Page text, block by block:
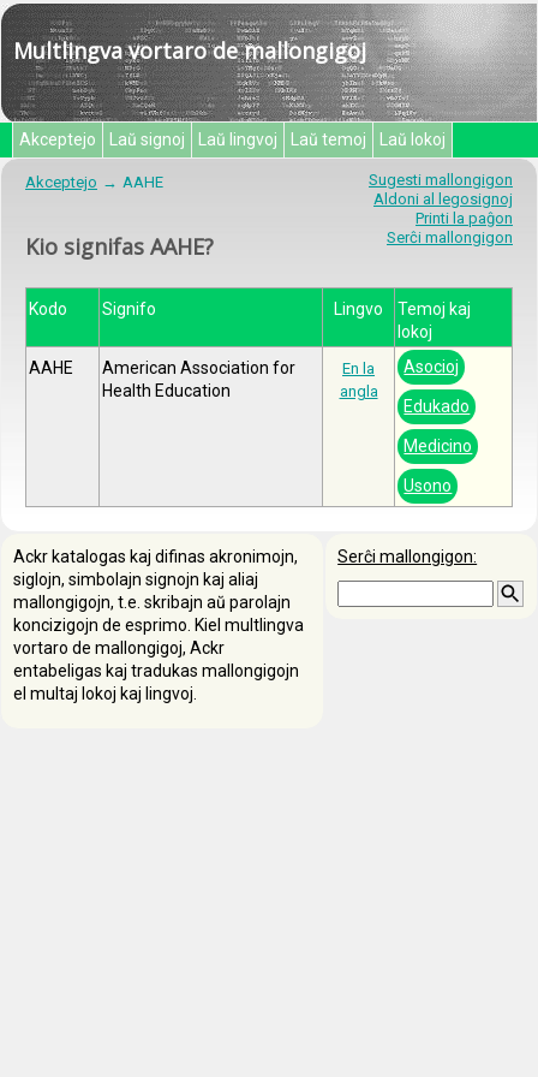
Multlingva vortaro de mallongigoj
Akceptejo Laŭ signoj Laŭ lingvoj Laŭ temoj Laŭ lokoj
Sugesti mallongigon
Aldoni al legosignoj
Printi la paĝon
Serĉi mallongigon
Akceptejo AAHE
Kio signifas AAHE?
Kodo Signifo Lingvo
Temoj kaj
lokoj
AAHE
American Association for
Health Education
En la
angla
Asocioj
Edukado
Medicino
Usono
Serĉi mallongigon:
Ackr katalogas kaj difinas akronimojn,
siglojn, simbolajn signojn kaj aliaj
mallongigojn, t.e. skribajn aŭ parolajn
koncizigojn de esprimo. Kiel multlingva
vortaro de mallongigoj, Ackr
entabeligas kaj tradukas mallongigojn
el multaj lokoj kaj lingvoj.